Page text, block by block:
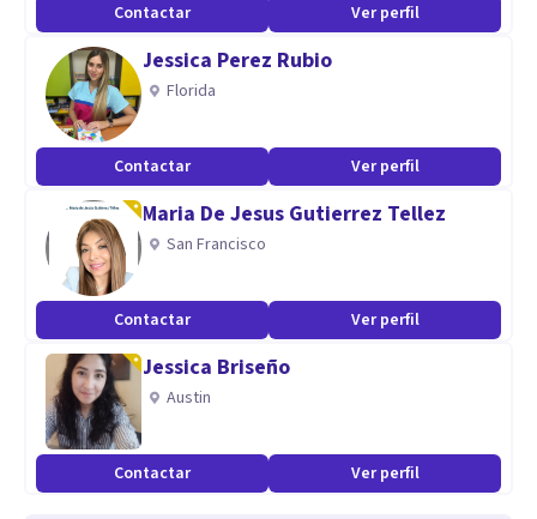
Contactar Ver perfil
Jessica Perez Rubio
Florida
Contactar Ver perfil
Maria De Jesus Gutierrez Tellez
San Francisco
Contactar Ver perfil
Jessica Briseño
Austin
Contactar Ver perfil